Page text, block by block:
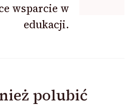
wsparcie w
edukacji.
polubić